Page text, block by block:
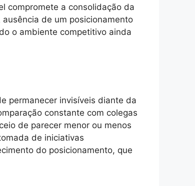
compromete a consolidação da
de um posicionamento
o ambiente competitivo ainda
permanecer invisíveis diante da
constante com colegas
de parecer menor ou menos
de iniciativas
do posicionamento, que